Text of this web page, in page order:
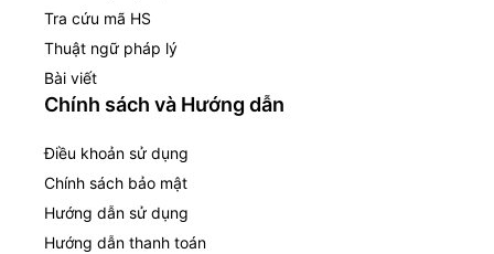
Tra cứu mã HS
Thuật ngữ pháp lý
Bài viết
Chính sách và Hướng dẫn
Điều khoản sử dụng
Chính sách bảo mật
Hướng dẫn sử dụng
Hướng dẫn thanh toán